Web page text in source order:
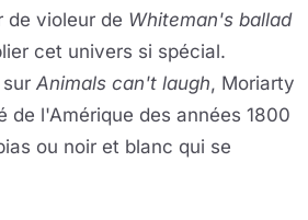
de violeur de Whiteman's ballad
cet univers si spécial.
Animals can't laugh, Moriarty
de l'Amérique des années 1800
ou noir et blanc qui se